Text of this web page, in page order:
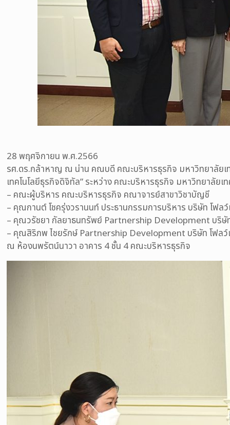
28 พฤศจิกายน พ.ศ.2566
รศ.ดร.กล้าหาญ ณ น่าน คณบดี คณะบริหารธุรกิจ มหาวิทยาลัยเ
เทคโนโลยีธุรกิจดิจิทัล” ระหว่าง คณะบริหารธุรกิจ มหาวิทยาลัย
– คณะผู้บริหาร คณะบริหารธุรกิจ คณาจารย์สาขาวิชาบัญชี
– คุณกานต์ โชครุ่งวรานนท์ ประธานกรรมการบริหาร บริษัท โฟล
– คุณวรัชยา กัลยาธนทรัพย์ Partnership Development บริษั
– คุณสิริภพ ไชยรักษ์ Partnership Development บริษัท โฟลว์
ณ ห้องนพรัตน์นาวา อาคาร 4 ชั้น 4 คณะบริหารธุรกิจ